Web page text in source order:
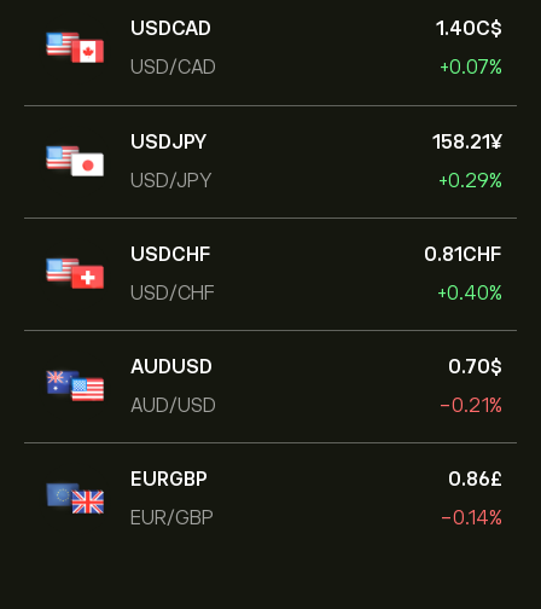
USDCAD
USD/CAD
1.40‎C$‎
+0.07%
USDJPY
USD/JPY
158.21‎¥‎
+0.29%
USDCHF
USD/CHF
0.81‎CHF‎
+0.40%
AUDUSD
AUD/USD
0.70‎$‎
-0.21%
EURGBP
EUR/GBP
0.86‎£‎
-0.14%